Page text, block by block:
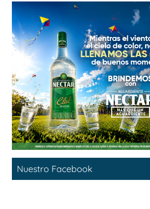
Nuestro Facebook